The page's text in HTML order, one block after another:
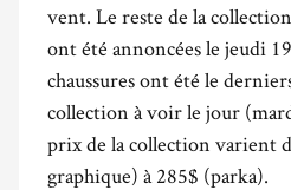
vent. Le reste de la
ont été annoncées le jeudi
chaussures ont été le
collection à voir le jour
prix de la collection varient
graphique) à 285$ (parka).